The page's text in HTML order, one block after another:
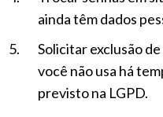
ainda têm dados
Solicitar exclusão
você não usa há
previsto na LGPD.